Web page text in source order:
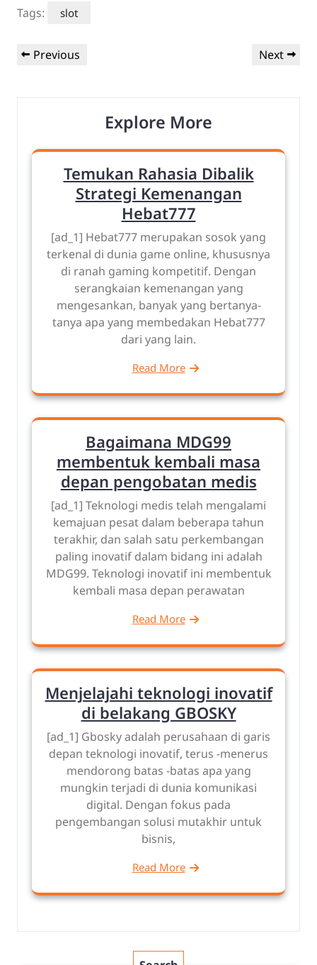
Tags: slot
Post
Previous
Previous
Next
Next
Explore More
Temukan Rahasia Dibalik
Strategi Kemenangan
Hebat777
[ad_1] Hebat777 merupakan sosok yang
terkenal di dunia game online, khususnya
di ranah gaming kompetitif. Dengan
serangkaian kemenangan yang
mengesankan, banyak yang bertanya-
tanya apa yang membedakan Hebat777
dari yang lain.
Read More
Bagaimana MDG99
membentuk kembali masa
depan pengobatan medis
[ad_1] Teknologi medis telah mengalami
kemajuan pesat dalam beberapa tahun
terakhir, dan salah satu perkembangan
paling inovatif dalam bidang ini adalah
MDG99. Teknologi inovatif ini membentuk
kembali masa depan perawatan
Read More
Menjelajahi teknologi inovatif
di belakang GBOSKY
[ad_1] Gbosky adalah perusahaan di garis
depan teknologi inovatif, terus -menerus
mendorong batas -batas apa yang
mungkin terjadi di dunia komunikasi
digital. Dengan fokus pada
pengembangan solusi mutakhir untuk
bisnis,
Read More